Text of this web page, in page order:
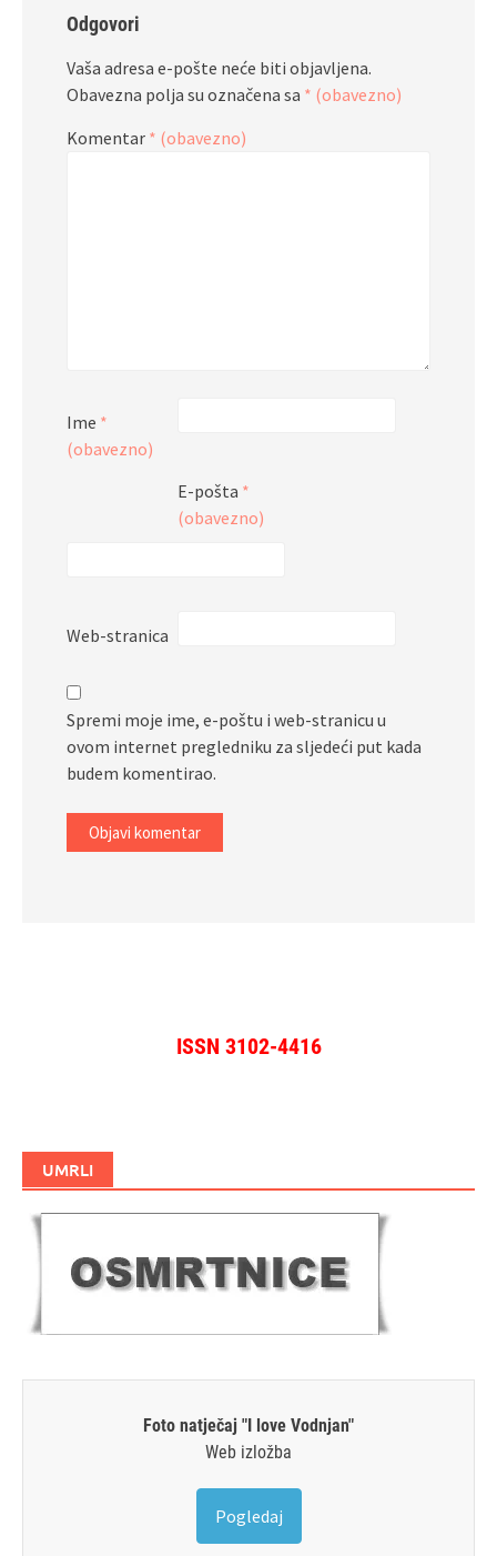
Odgovori
Vaša adresa e-pošte neće biti objavljena.
Obavezna polja su označena sa * (obavezno)
Komentar * (obavezno)
Ime *
(obavezno)
E-pošta *
(obavezno)
Web-stranica
Spremi moje ime, e-poštu i web-stranicu u
ovom internet pregledniku za sljedeći put kada
budem komentirao.
ISSN 3102-4416
UMRLI
Foto natječaj "I love Vodnjan"
Web izložba
Pogledaj